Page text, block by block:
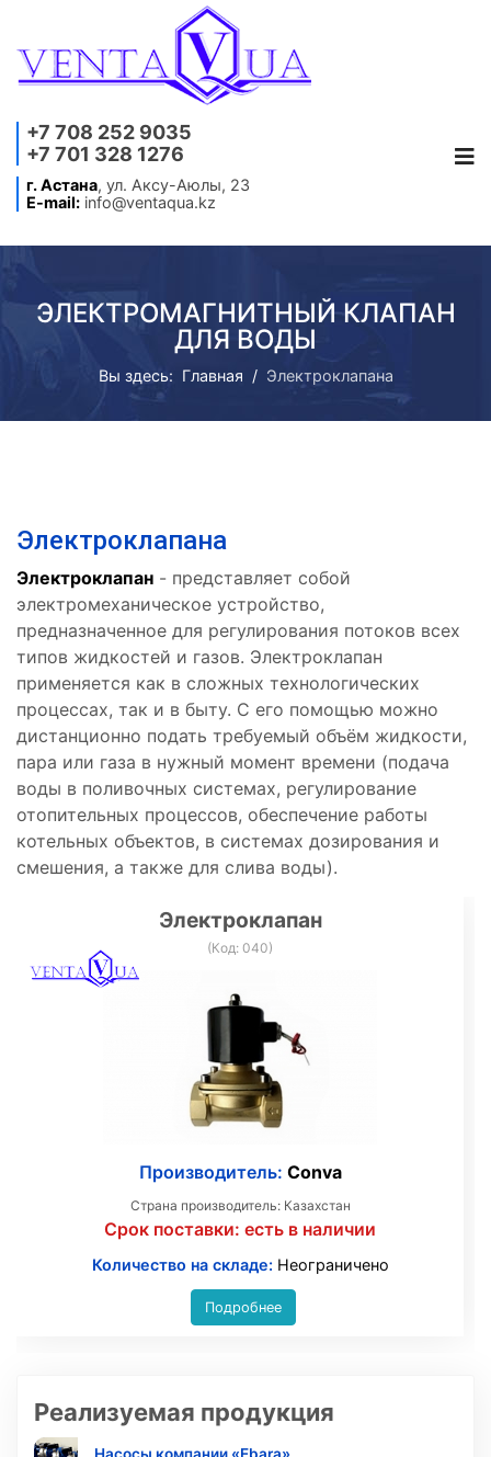
+7 708 252 9035
+7 701 328 1276
г. Астана, ул. Аксу-Аюлы, 23
E-mail: info@ventaqua.kz
ЭЛЕКТРОМАГНИТНЫЙ КЛАПАН
ДЛЯ ВОДЫ
Вы здесь: Главная Электроклапана
Электроклапана
Электроклапан - представляет собой
электромеханическое устройство,
предназначенное для регулирования потоков всех
типов жидкостей и газов. Электроклапан
применяется как в сложных технологических
процессах, так и в быту. С его помощью можно
дистанционно подать требуемый объём жидкости,
пара или газа в нужный момент времени (подача
воды в поливочных системах, регулирование
отопительных процессов, обеспечение работы
котельных объектов, в системах дозирования и
смешения, а также для слива воды).
Электроклапан
(Код: 040)
Производитель: Conva
Страна производитель: Казахстан
Срок поставки: есть в наличии
Количество на складе: Неограничено
Подробнее
Реализуемая продукция